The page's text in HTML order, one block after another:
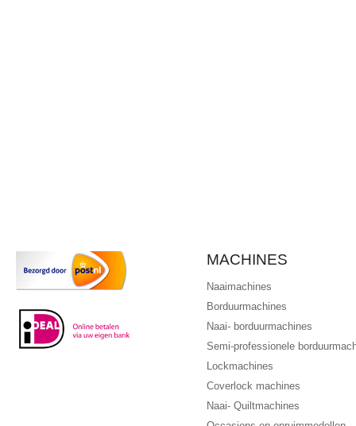
MACHINES
Naaimachines
Borduurmachines
Naai- borduurmachines
Semi-professionele
Lockmachines
Coverlock machines
Naai- Quiltmachines